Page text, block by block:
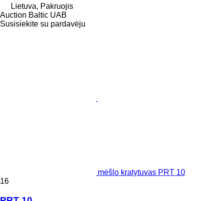
Lietuva, Pakruojis
Auction Baltic UAB
Susisiekite su pardavėju
mėšlo kratytuvas PRT 10
16